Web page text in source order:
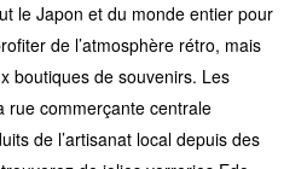
le Japon et du monde entier pour
de l’atmosphère rétro, mais
boutiques de souvenirs. Les
rue commerçante centrale
de l’artisanat local depuis des